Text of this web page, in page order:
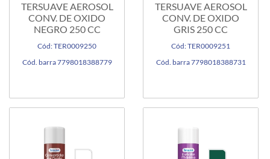
TERSUAVE AEROSOL
CONV. DE OXIDO
NEGRO 250 CC
Cód: TER0009250
Cód. barra 7798018388779
TERSUAVE AEROSOL
CONV. DE OXIDO
GRIS 250 CC
Cód: TER0009251
Cód. barra 7798018388731